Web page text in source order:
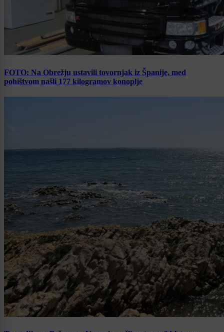
FOTO: Na Obrežju ustavili tovornjak iz Španije, med
pohištvom našli 177 kilogramov konoplje